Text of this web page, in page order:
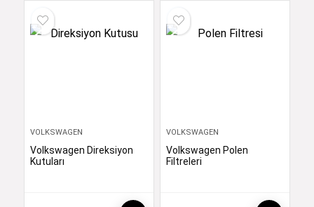
VOLKSWAGEN
Volkswagen Direksiyon
Kutuları
VOLKSWAGEN
Volkswagen Polen
Filtreleri